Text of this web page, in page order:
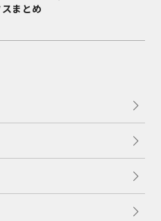
まとめ